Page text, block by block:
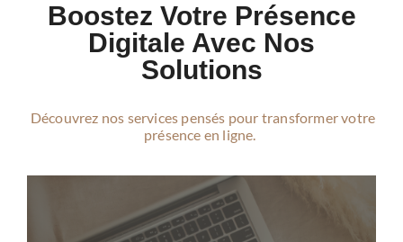
Boostez Votre Présence
Digitale Avec Nos
Solutions
Découvrez nos services pensés pour transformer votre
présence en ligne.